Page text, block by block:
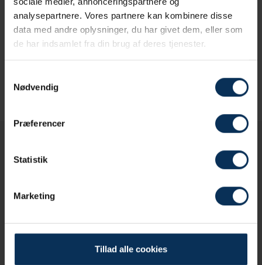
analysepartnere. Vores partnere kan kombinere disse
data med andre oplysninger, du har givet dem, eller som
de har indsamlet fra din brug af deres tjenester.
Nødvendig
Præferencer
Statistik
Marketing
Tillad alle cookies
28 gæster fordelt ved to ovale borde eller 34
gæster fordelt ved 4 runde borde. Andre
opdækninger er også mulig.
mere end velkommen til at kontakte os på 76 20
86 00 for nærmere aftale.